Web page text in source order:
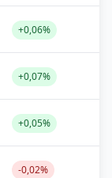
+0,06%
+0,07%
+0,05%
-0,02%